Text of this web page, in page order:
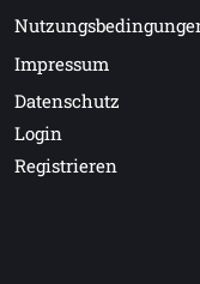
Impressum
Datenschutz
Login
Registrieren